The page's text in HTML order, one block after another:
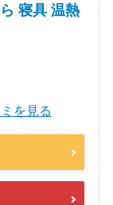
寝具 温熱
を見る